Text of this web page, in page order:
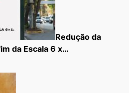
Redução da
da Escala 6 x…